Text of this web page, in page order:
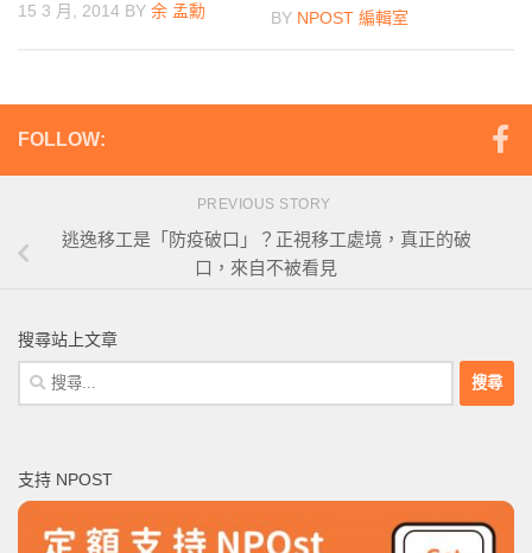
15 3 月, 2014 BY 余 孟勳
BY NPOST 編輯室
FOLLOW:
PREVIOUS STORY
逃逸移工是「防疫破口」？正視移工處境，真正的破
口，來自不被看見
搜尋站上文章
搜
尋
字:
支持 NPOST